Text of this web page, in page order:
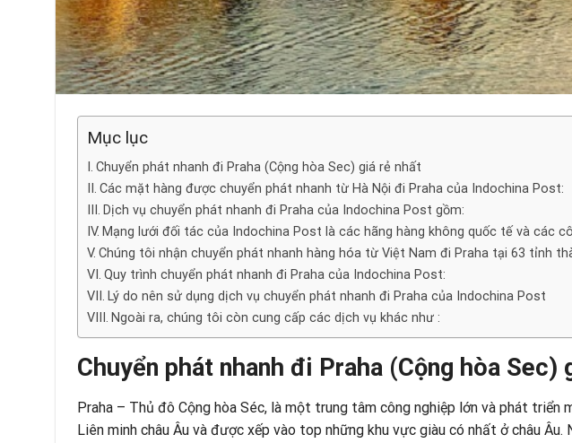
Mục lục
Chuyển phát nhanh đi Praha (Cộng hòa Sec) giá rẻ nhất
Các mặt hàng được chuyển phát nhanh từ Hà Nội đi Praha của Indochina Post:
Dịch vụ chuyển phát nhanh đi Praha của Indochina Post gồm:
Mạng lưới đối tác của Indochina Post là các hãng hàng không quốc tế và các
Chúng tôi nhận chuyển phát nhanh hàng hóa từ Việt Nam đi Praha tại 63 tỉnh
Quy trình chuyển phát nhanh đi Praha của Indochina Post:
Lý do nên sử dụng dịch vụ chuyển phát nhanh đi Praha của Indochina Post
Ngoài ra, chúng tôi còn cung cấp các dịch vụ khác như :
Chuyển phát nhanh đi Praha (Cộng hòa Sec)
Praha – Thủ đô Cộng hòa Séc, là một trung tâm công nghiệp lớn và phát triển
Liên minh châu Âu và được xếp vào top những khu vực giàu có nhất ở châu Âu.